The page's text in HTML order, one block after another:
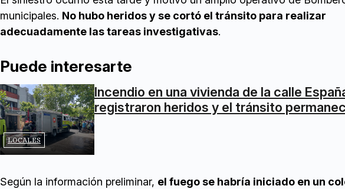
municipales. No hubo heridos y se cortó el tránsito para realizar
adecuadamente las tareas investigativas.
Puede interesarte
LOCALES
Incendio en una vivienda de la calle
registraron heridos y el tránsito
Según la información preliminar, el fuego se habría iniciado en un